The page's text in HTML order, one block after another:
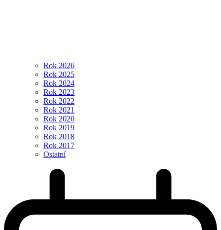
Rok 2026
Rok 2025
Rok 2024
Rok 2023
Rok 2022
Rok 2021
Rok 2020
Rok 2019
Rok 2018
Rok 2017
Ostatní